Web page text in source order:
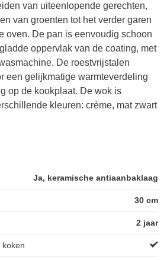
van uiteenlopende gerechten,
van groenten tot het verder garen
oven. De pan is eenvoudig schoon
oppervlak van de coating, met
De roestvrijstalen
een gelijkmatige warmteverdeling
op de kookplaat. De wok is
kleuren: crème, mat zwart
Ja, keramische antiaanbaklaag
30 cm
2 jaar
koken